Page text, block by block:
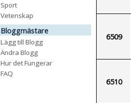
Sport
Vetenskap
Bloggmästare
Lägg till Blogg
Ändra Blogg
Hur det Fungerar
FAQ
6509
6510